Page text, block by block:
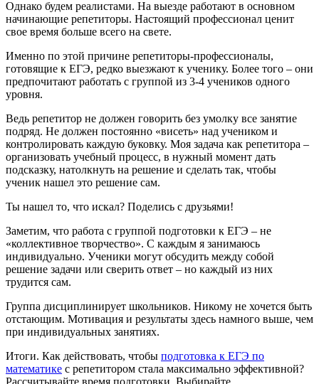
Однако будем реалистами. На выезде работают в основном
начинающие репетиторы. Настоящий профессионал ценит
свое время больше всего на свете.
Именно по этой причине репетиторы-профессионалы,
готовящие к ЕГЭ, редко выезжают к ученику. Более того – они
предпочитают работать с группой из 3-4 учеников одного
уровня.
Ведь репетитор не должен говорить без умолку все занятие
подряд. Не должен постоянно «висеть» над учеником и
контролировать каждую буковку. Моя задача как репетитора –
организовать учебный процесс, в нужный момент дать
подсказку, натолкнуть на решение и сделать так, чтобы
ученик нашел это решение сам.
Ты нашел то, что искал? Поделись с друзьями!
Заметим, что работа с группой подготовки к ЕГЭ – не
«коллективное творчество». С каждым я занимаюсь
индивидуально. Ученики могут обсудить между собой
решение задачи или сверить ответ – но каждый из них
трудится сам.
Группа дисциплинирует школьников. Никому не хочется быть
отстающим. Мотивация и результаты здесь намного выше, чем
при индивидуальных занятиях.
Итоги. Как действовать, чтобы подготовка к ЕГЭ по
математике с репетитором стала максимально эффективной?